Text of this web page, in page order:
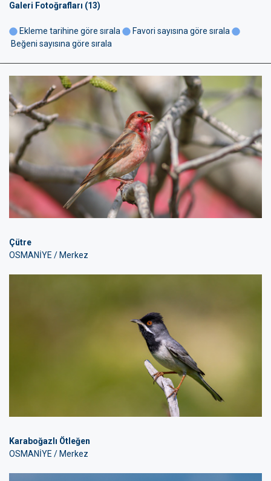
Galeri Fotoğrafları (13)
Ekleme tarihine göre sırala
Favori sayısına göre sırala
Beğeni sayısına göre sırala
Çütre
OSMANİYE / Merkez
Karaboğazlı Ötleğen
OSMANİYE / Merkez